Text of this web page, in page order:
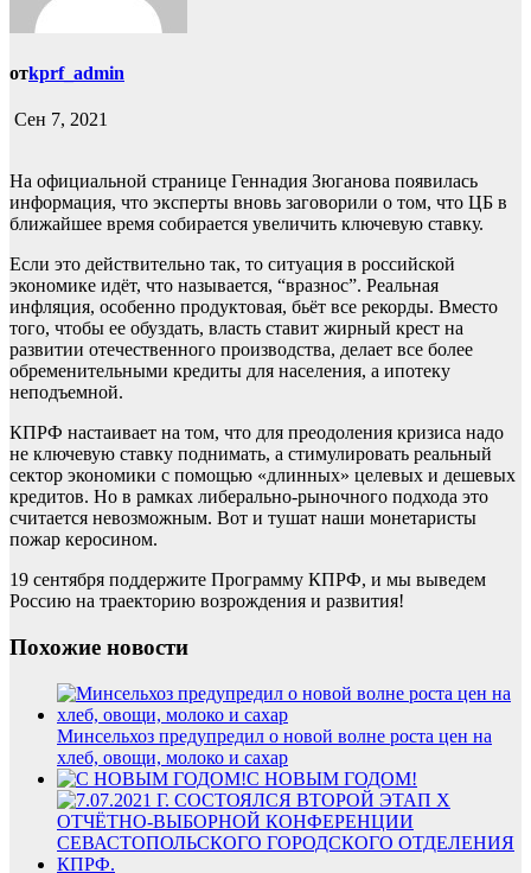
отkprf_admin
Сен 7, 2021
На официальной странице Геннадия Зюганова появилась
информация, что эксперты вновь заговорили о том, что ЦБ в
ближайшее время собирается увеличить ключевую ставку.
Если это действительно так, то ситуация в российской
экономике идёт, что называется, “вразнос”. Реальная
инфляция, особенно продуктовая, бьёт все рекорды. Вместо
того, чтобы ее обуздать, власть ставит жирный крест на
развитии отечественного производства, делает все более
обременительными кредиты для населения, а ипотеку
неподъемной.
КПРФ настаивает на том, что для преодоления кризиса надо
не ключевую ставку поднимать, а стимулировать реальный
сектор экономики с помощью «длинных» целевых и дешевых
кредитов. Но в рамках либерально-рыночного подхода это
считается невозможным. Вот и тушат наши монетаристы
пожар керосином.
19 сентября поддержите Программу КПРФ, и мы выведем
Россию на траекторию возрождения и развития!
Похожие новости
Минсельхоз предупредил о новой волне роста цен на
хлеб, овощи, молоко и сахар
С НОВЫМ ГОДОМ!